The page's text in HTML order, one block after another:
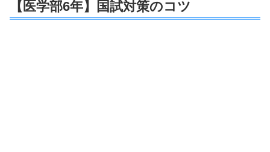
【医学部6年】国試対策のコツ